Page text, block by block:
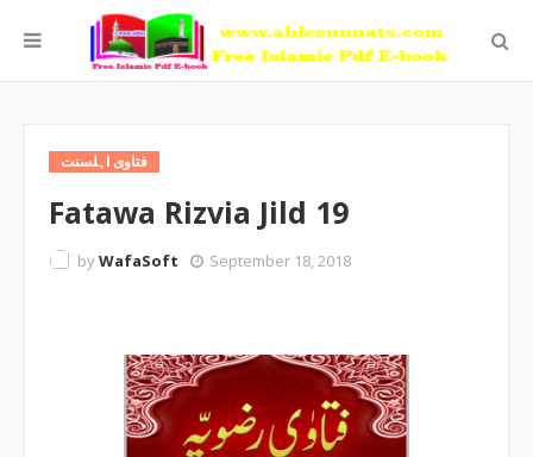
فتاوی اہلسنت
Fatawa Rizvia Jild 19
byWafaSoft September 18, 2018